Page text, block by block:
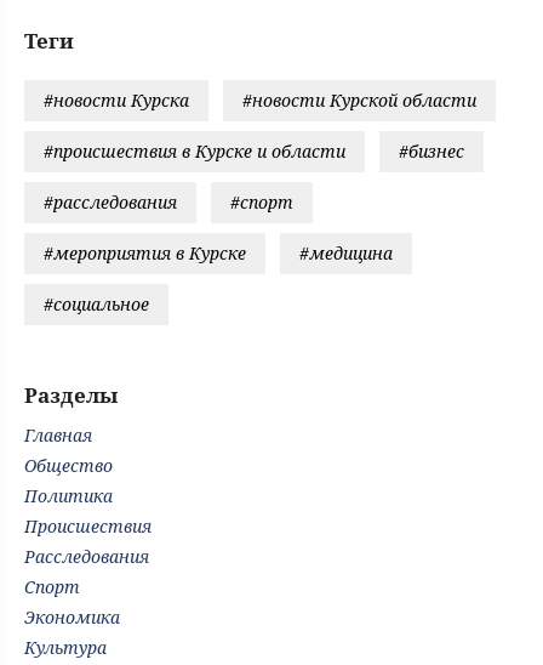
Теги
#новости Курска #новости Курской области
#происшествия в Курске и области #бизнес
#расследования #спорт
#мероприятия в Курске #медицина
#социальное
Разделы
Главная
Общество
Политика
Происшествия
Расследования
Спорт
Экономика
Культура